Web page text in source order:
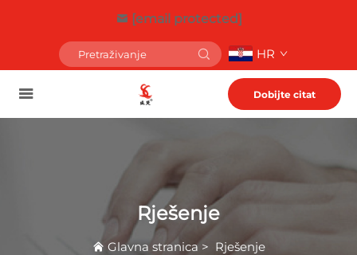
[email protected]
HR
Dobijte citat
Rješenje
Glavna stranica> Rješenje